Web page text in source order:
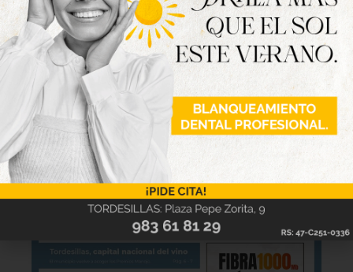
Hazte ya con la trigésimo séptima edición de
la revista Tordesillas al día. Haz clic sobre la
imagen para verla online.